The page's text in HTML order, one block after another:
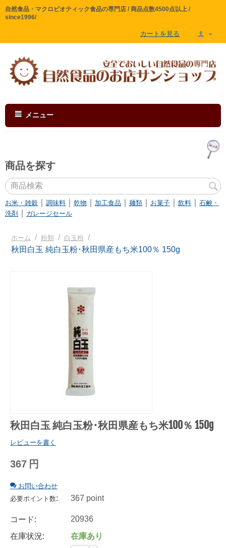
自然食品・マクロビオティック食品の専門店 / 商品点数4500点以上 /
since1996/
カートを見る
メニュー
商品を探す
お米・雑穀 調味料 乾物 加工食品 麺類 お菓子 飲料
石鹸・
洗剤
ガレージセール
ホーム / 粉類 / 白玉粉 /
秋田白玉 純白玉粉･秋田県産もち米100％ 150g
秋田白玉 純白玉粉･秋田県産もち米100％ 150g
レビューを書く
367 円
お問い合わせ
必要ポイント数: 367 point
コード:
20936
在庫状況:
在庫あり